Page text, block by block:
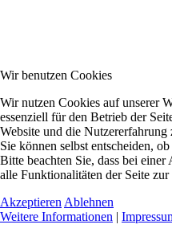
Wir benutzen Cookies
Wir nutzen Cookies auf unserer
essenziell für den Betrieb der
Website und die
Sie können selbst entscheiden,
Bitte beachten Sie, dass bei
alle Funktionalitäten der Seite
Akzeptieren Ablehnen
Weitere Informationen |